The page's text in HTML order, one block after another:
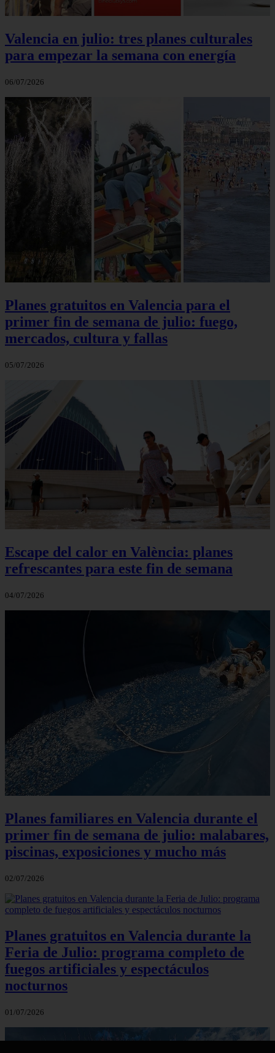
Valencia en julio: tres planes culturales
para empezar la semana con energía
06/07/2026
Planes gratuitos en Valencia para el
primer fin de semana de julio: fuego,
mercados, cultura y fallas
05/07/2026
Escape del calor en València: planes
refrescantes para este fin de semana
04/07/2026
Planes familiares en Valencia durante el
primer fin de semana de julio: malabares,
piscinas, exposiciones y mucho más
02/07/2026
Planes gratuitos en Valencia durante la
Feria de Julio: programa completo de
fuegos artificiales y espectáculos
nocturnos
01/07/2026